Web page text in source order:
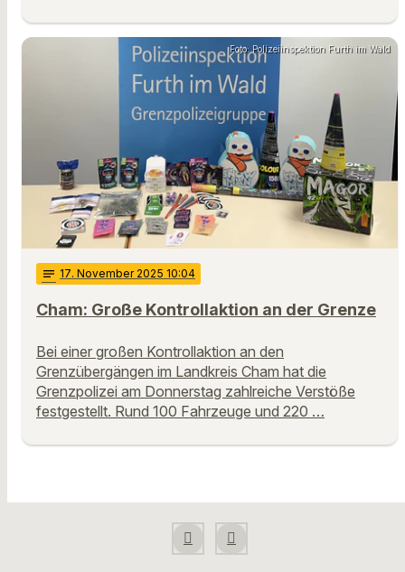
Foto: Polizeiinspektion Furth im Wald
notes 17. November 2025 10:04
Cham: Große Kontrollaktion an der Grenze
Bei einer großen Kontrollaktion an den
Grenzübergängen im Landkreis Cham hat die
Grenzpolizei am Donnerstag zahlreiche Verstöße
festgestellt. Rund 100 Fahrzeuge und 220 …